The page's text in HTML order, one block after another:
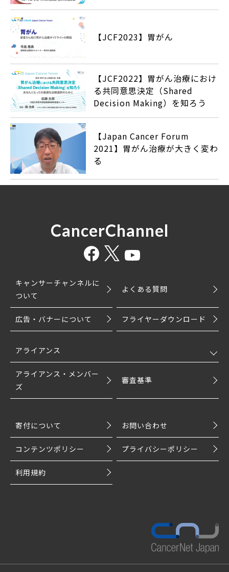
【JCF2023】胃がん
【JCF2022】胃がん治療におけ
る共同意思決定（Shared
Decision Making）を知ろう
【Japan Cancer Forum
2021】胃がん治療が大きく変わ
る
CancerChannel
キャンサーチャンネルに
ついて
よくある質問
広告・バナーについて フライヤーダウンロード
アライアンス
アライアンス・メンバー
ズ
審査基準
寄付について お問い合わせ
コンテンツポリシー プライバシーポリシー
利用規約